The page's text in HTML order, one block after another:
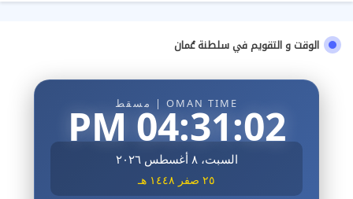
الوقت و التقويم في سلطنة عُمان
OMAN TIME | مسقط
04:31:03 PM
السبت، ٨ أغسطس ٢٠٢٦
٢٥ صفر ١٤٤٨ هـ